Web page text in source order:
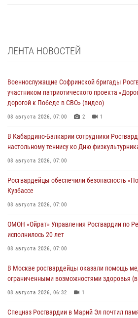
ЛЕНТА НОВОСТЕЙ
Военнослужащие Софринской бригады
участником патриотического проекта
дорогой к Победе в СВО» (видео)
08 августа 2026, 07:00 2 1
В Кабардино-Балкарии сотрудники
настольному теннису ко Дню
08 августа 2026, 07:00
Росгвардейцы обеспечили безопасность
Кузбассе
08 августа 2026, 07:00
ОМОН «Ойрат» Управления Росгвардии по
исполнилось 20 лет
08 августа 2026, 07:00
В Москве росгвардейцы оказали помощь
ограниченными возможностями здоровья
08 августа 2026, 06:32 1
Спецназ Росгвардии в Марий Эл почтил